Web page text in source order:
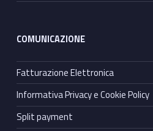
COMUNICAZIONE
Fatturazione Elettronica
Informativa Privacy e Cookie Policy
Split payment